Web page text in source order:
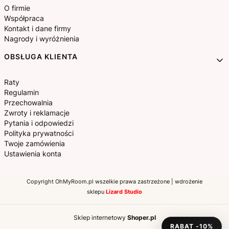
ekologiczny wybór, który sprawi, że Twoje wnętrza będą
pachniały naturalnie i przyjemnie. Dla miłośników
wygody proponujemy nasze wyjątkowo wygodne
relaksu po całym dniu. Dodatkowo, w naszym
prześcieradła, które dopasują się do każdego łóżka,
nakrycia stołu, które udekorują Twoje posiłki, zasłony,
firany oraz dekoracyjne poduszki, które nadadzą Twoim
wnętrzom charakteru i przytulności. Każdy nasz produkt
jest starannie wykonany z myślą o Twoim komforcie i
zgodnie z naszymi wartościami ekologicznymi, aby
szanować naszą planetę. Odkryj nasze produkty już
się czuć jak w domu.
O firmie
Współpraca
Kontakt i dane firmy
Nagrody i wyróżnienia
OBSŁUGA KLIENTA
Raty
Regulamin
Przechowalnia
Zwroty i reklamacje
Pytania i odpowiedzi
Polityka prywatności
Twoje zamówienia
Ustawienia konta
Copyright OhMyRoom.pl wszelkie prawa zastrzeżone | wdrożenie
sklepu Lizard Studio
RABAT -10%
Sklep internetowy Shoper.pl